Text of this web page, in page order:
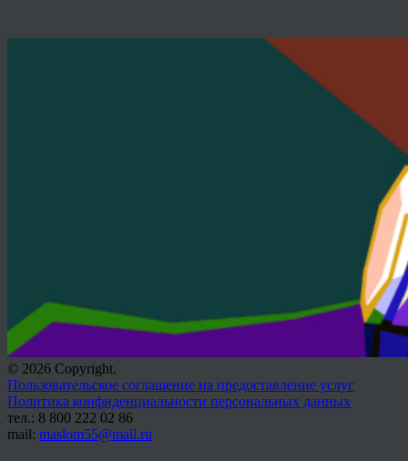
© 2026 Copyright.
Пользовательское соглашение на предоставление услуг
Политика конфиденциальности персональных данных
тел.: 8 800 222 02 86
mail: maslom55@mail.ru